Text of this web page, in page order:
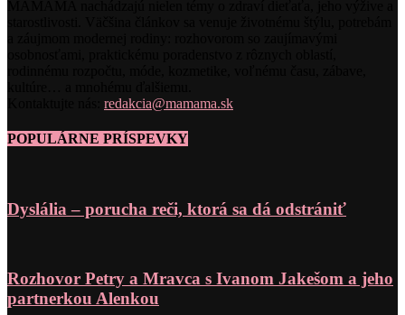
redakcia@mamama.sk
POPULÁRNE PRÍSPEVKY
Dyslália – porucha reči, ktorá sa dá odstrániť
Rozhovor Petry a Mravca s Ivanom Jakešom a jeho
partnerkou Alenkou